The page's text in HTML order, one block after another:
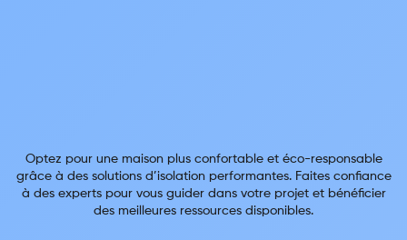
Optez pour une maison plus confortable et éco-responsable
grâce à des solutions d’isolation performantes. Faites confiance
à des experts pour vous guider dans votre projet et bénéficier
des meilleures ressources disponibles.